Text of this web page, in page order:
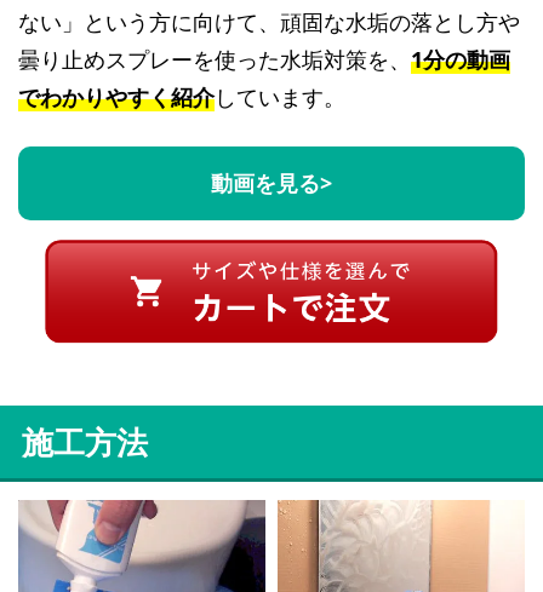
ない」という方に向けて、頑固な水垢の落とし方や
曇り止めスプレーを使った水垢対策を、 1分の動画
でわかりやすく紹介しています。
動画を見る>
施工方法